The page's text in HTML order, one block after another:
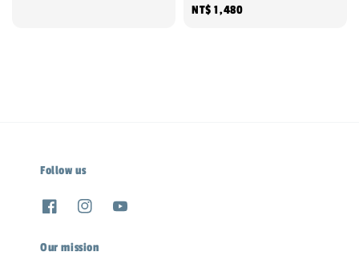
Regular
NT$ 1,480
Follow us
Our mission